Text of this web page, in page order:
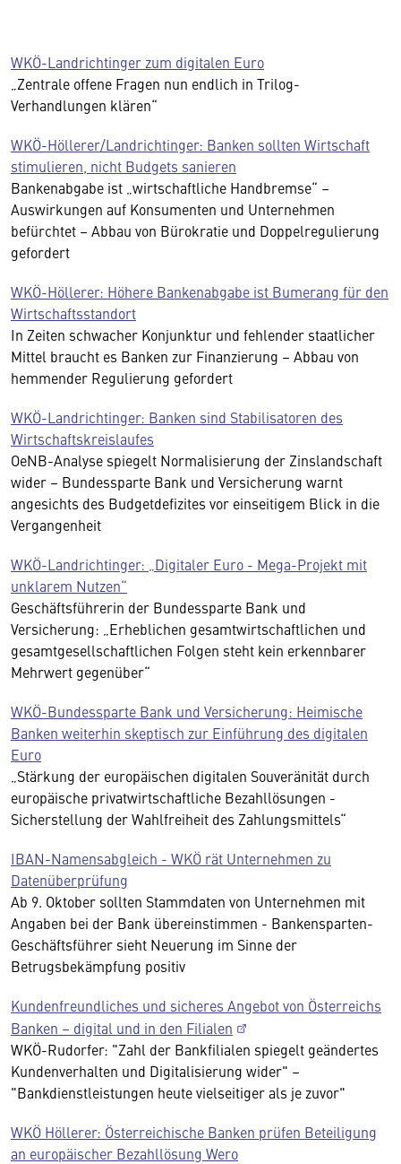
WKÖ-Landrichtinger zum digitalen Euro
„Zentrale offene Fragen nun endlich in Trilog-
Verhandlungen klären“
WKÖ-Höllerer/Landrichtinger: Banken sollten Wirtschaft
stimulieren, nicht Budgets sanieren
Bankenabgabe ist „wirtschaftliche Handbremse“ –
Auswirkungen auf Konsumenten und Unternehmen
befürchtet – Abbau von Bürokratie und Doppelregulierung
gefordert
WKÖ-Höllerer: Höhere Bankenabgabe ist Bumerang für den
Wirtschaftsstandort
In Zeiten schwacher Konjunktur und fehlender staatlicher
Mittel braucht es Banken zur Finanzierung – Abbau von
hemmender Regulierung gefordert
WKÖ-Landrichtinger: Banken sind Stabilisatoren des
Wirtschaftskreislaufes
OeNB-Analyse spiegelt Normalisierung der Zinslandschaft
wider – Bundessparte Bank und Versicherung warnt
angesichts des Budgetdefizites vor einseitigem Blick in die
Vergangenheit
WKÖ-Landrichtinger: „Digitaler Euro - Mega-Projekt mit
unklarem Nutzen“
Geschäftsführerin der Bundessparte Bank und
Versicherung: „Erheblichen gesamtwirtschaftlichen und
gesamtgesellschaftlichen Folgen steht kein erkennbarer
Mehrwert gegenüber“
WKÖ-Bundessparte Bank und Versicherung: Heimische
Banken weiterhin skeptisch zur Einführung des digitalen
Euro
„Stärkung der europäischen digitalen Souveränität durch
europäische privatwirtschaftliche Bezahllösungen -
Sicherstellung der Wahlfreiheit des Zahlungsmittels“
IBAN-Namensabgleich - WKÖ rät Unternehmen zu
Datenüberprüfung
Ab 9. Oktober sollten Stammdaten von Unternehmen mit
Angaben bei der Bank übereinstimmen - Bankensparten-
Geschäftsführer sieht Neuerung im Sinne der
Betrugsbekämpfung positiv
Kundenfreundliches und sicheres Angebot von Österreichs
Banken – digital und in den Filialen
WKÖ-Rudorfer: "Zahl der Bankfilialen spiegelt geändertes
Kundenverhalten und Digitalisierung wider" –
"Bankdienstleistungen heute vielseitiger als je zuvor"
WKÖ Höllerer: Österreichische Banken prüfen Beteiligung
an europäischer Bezahllösung Wero